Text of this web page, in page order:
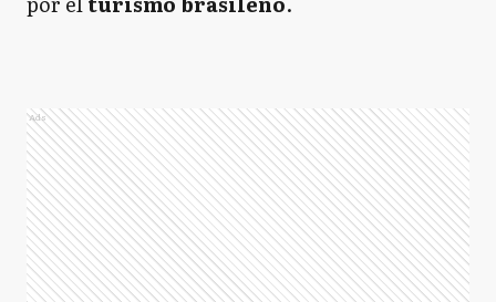
Ads